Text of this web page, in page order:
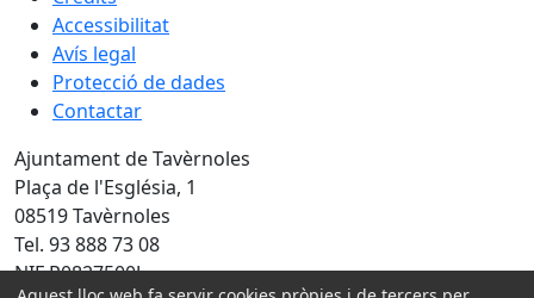
Accessibilitat
Avís legal
Protecció de dades
Contactar
Ajuntament de Tavèrnoles
Plaça de l'Església, 1
08519 Tavèrnoles
Tel. 93 888 73 08
NIF P0827500J